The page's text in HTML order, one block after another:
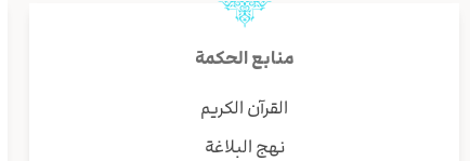
منابع الحكمة
القرآن الكريم
نهج البلاغة